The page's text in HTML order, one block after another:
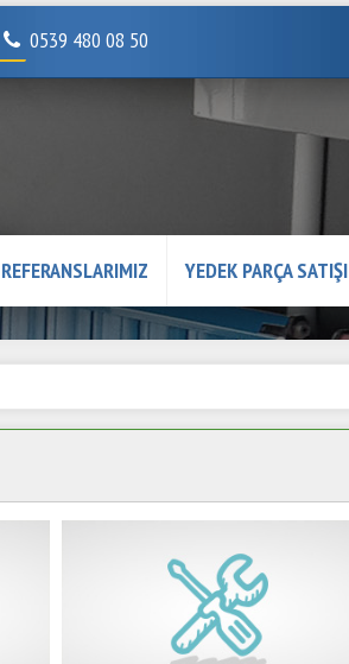
0539 480 08 50
REFERANSLARIMIZ YEDEK PARÇA SATIŞI